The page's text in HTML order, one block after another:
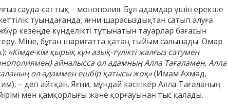
сауда-саттық – монополия. Бұл адамдар үшін ерекше
туындағанда, яғни шарасыздықтан сатып алуға
кезеңде күнделікті тұтынатын тауарлар бағасын
Міне, бұған шариғатта қатаң тыйым салынады. Омар
«Кімде-кім қырық күн азық-түлікті жалғыз сатумен
айналысса ол адамның Алла Тағаламен, Алла
ол адаммен ешбір қатысы жоқ»(Имам Ахмад,
– деп айтқан. Яғни, мұндай кәсіпкер Алла Тағаланың
мен қамқорлығы және қорғауынан тыс қалады.